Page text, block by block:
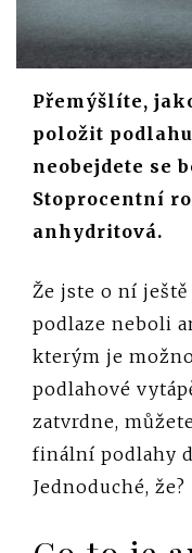
Přemýšlíte,
položit
neobejdete se
Stoprocentní
anhydritová.
Že jste o ní
podlaze neboli
kterým je
podlahové
zatvrdne,
finální podlahy
Jednoduché, že?